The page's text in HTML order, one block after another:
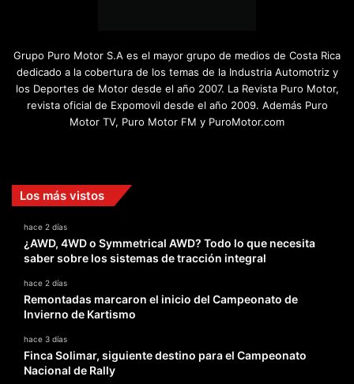
Grupo Puro Motor S.A es el mayor grupo de medios de Costa Rica
dedicado a la cobertura de los temas de la Industria Automotriz y
los Deportes de Motor desde el año 2007. La Revista Puro Motor,
revista oficial de Expomovil desde el año 2009. Además Puro
Motor TV, Puro Motor FM y PuroMotor.com
Los más vistos
hace 2 días
¿AWD, 4WD o Symmetrical AWD? Todo lo que necesita
saber sobre los sistemas de tracción integral
hace 2 días
Remontadas marcaron el inicio del Campeonato de
Invierno de Kartismo
hace 3 días
Finca Solimar, siguiente destino para el Campeonato
Nacional de Rally